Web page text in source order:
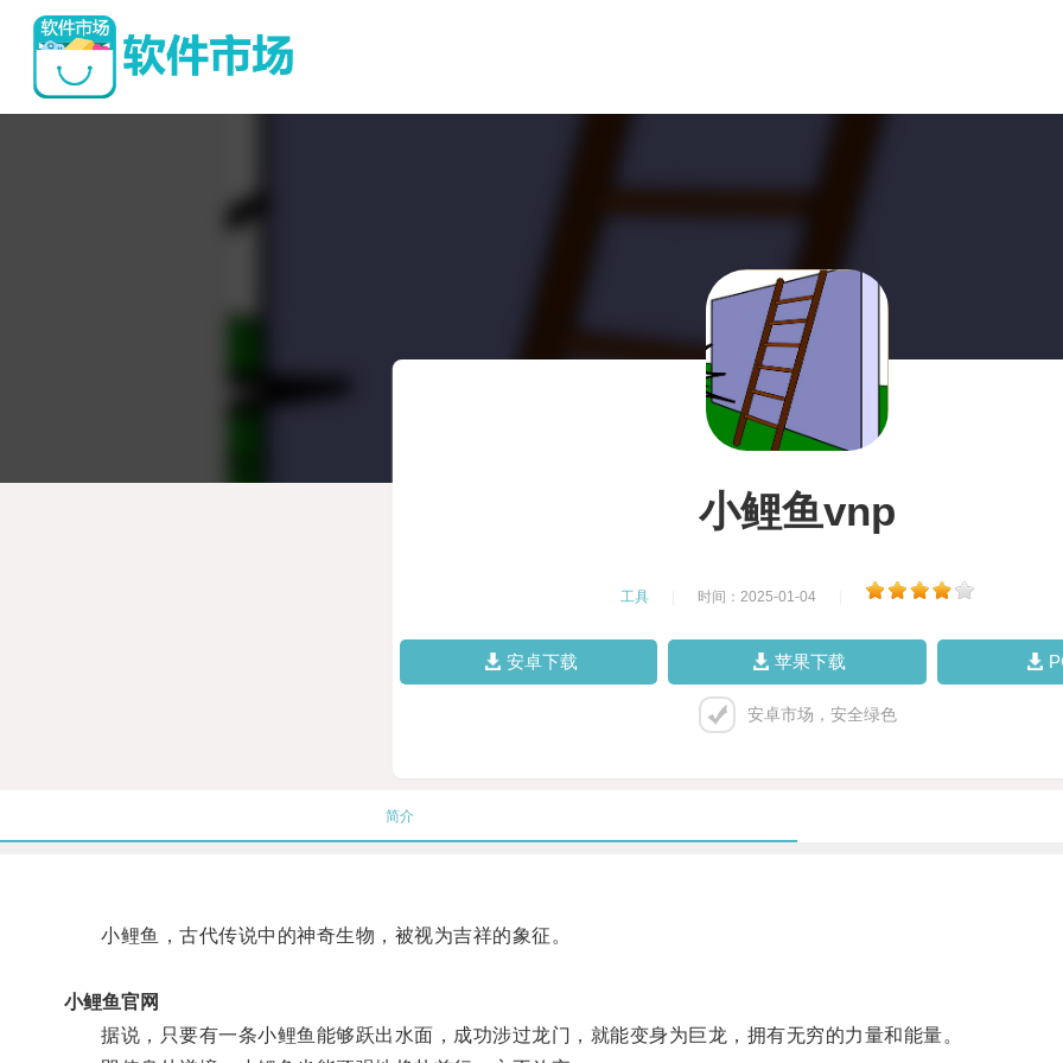
小鲤鱼vnp
工具 时间：2025-01-04
安卓下载 苹果下载
安卓市场，安全绿色
简介
小鲤鱼，古代传说中的神奇生物，被视为吉祥的象征。
小鲤鱼官网
据说，只要有一条小鲤鱼能够跃出水面，成功涉过龙门，就能变身为巨龙，拥有无穷的力量和能量。